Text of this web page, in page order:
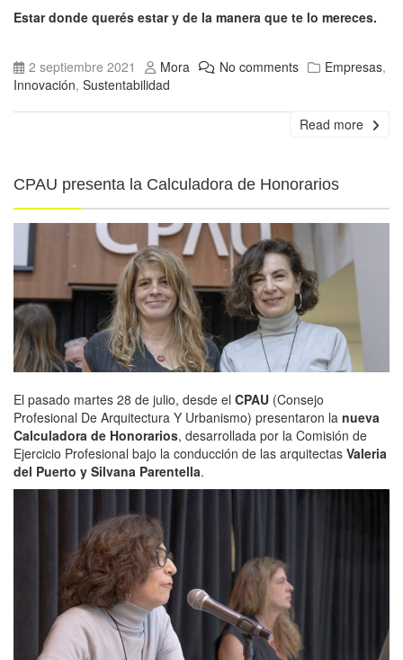
Estar donde querés estar y de la manera que te lo mereces.
2 septiembre 2021 Mora No comments Empresas,
Innovación, Sustentabilidad
Read more
CPAU presenta la Calculadora de Honorarios
El pasado martes 28 de julio, desde el CPAU (Consejo
Profesional De Arquitectura Y Urbanismo) presentaron la nueva
Calculadora de Honorarios, desarrollada por la Comisión de
Ejercicio Profesional bajo la conducción de las arquitectas Valeria
del Puerto y Silvana Parentella.